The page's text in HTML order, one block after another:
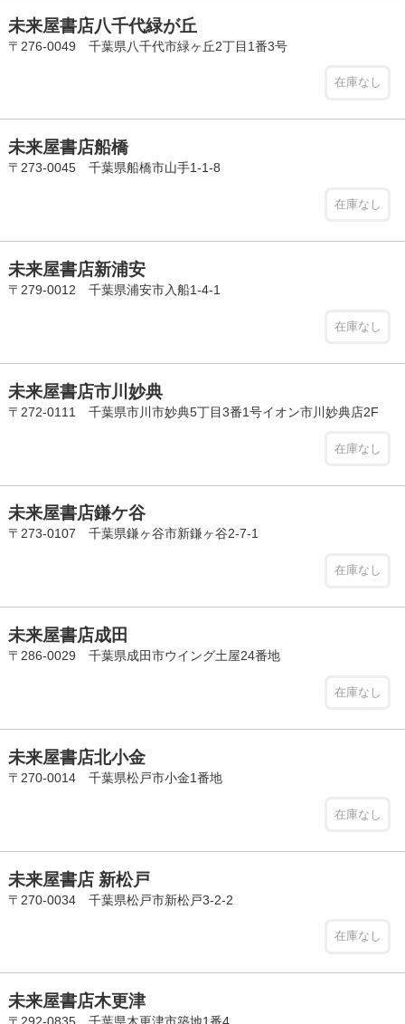
未来屋書店八千代緑が丘
〒276-0049 千葉県八千代市緑ヶ丘2丁目1番3号
在庫なし
未来屋書店船橋
〒273-0045 千葉県船橋市山手1-1-8
在庫なし
未来屋書店新浦安
〒279-0012 千葉県浦安市入船1-4-1
在庫なし
未来屋書店市川妙典
〒272-0111 千葉県市川市妙典5丁目3番1号イオン市川妙典店2F
在庫なし
未来屋書店鎌ケ谷
〒273-0107 千葉県鎌ヶ谷市新鎌ヶ谷2-7-1
在庫なし
未来屋書店成田
〒286-0029 千葉県成田市ウイング土屋24番地
在庫なし
未来屋書店北小金
〒270-0014 千葉県松戸市小金1番地
在庫なし
未来屋書店 新松戸
〒270-0034 千葉県松戸市新松戸3-2-2
在庫なし
未来屋書店木更津